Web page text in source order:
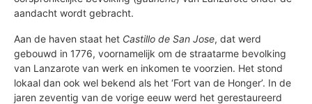
aandacht wordt gebracht.
Aan de haven staat het Castillo de San Jose, dat werd
gebouwd in 1776, voornamelijk om de straatarme bevolking
van Lanzarote van werk en inkomen te voorzien. Het stond
lokaal dan ook wel bekend als het ‘Fort van de Honger’. In de
jaren zeventig van de vorige eeuw werd het gerestaureerd